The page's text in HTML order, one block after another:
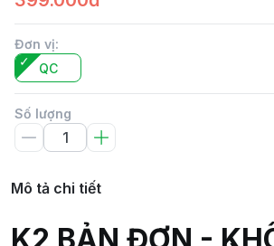
Đơn vị:
QC
Số lượng
Mô tả chi tiết